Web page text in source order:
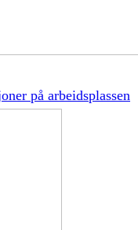
på arbeidsplassen